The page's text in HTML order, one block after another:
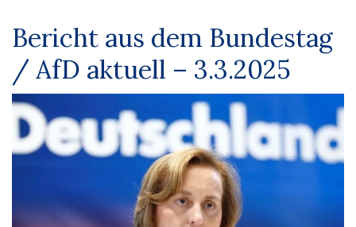
Bericht aus dem Bundestag
/ AfD aktuell – 3.3.2025